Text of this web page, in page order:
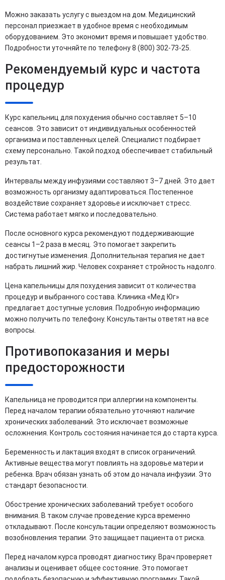
Можно заказать услугу с выездом на дом. Медицинский
персонал приезжает в удобное время с необходимым
оборудованием. Это экономит время и повышает удобство.
Подробности уточняйте по телефону 8 (800) 302-73-25.
Рекомендуемый курс и частота
процедур
Курс капельниц для похудения обычно составляет 5–10
сеансов. Это зависит от индивидуальных особенностей
организма и поставленных целей. Специалист подбирает
схему персонально. Такой подход обеспечивает стабильный
результат.
Интервалы между инфузиями составляют 3–7 дней. Это дает
возможность организму адаптироваться. Постепенное
воздействие сохраняет здоровье и исключает стресс.
Система работает мягко и последовательно.
После основного курса рекомендуют поддерживающие
сеансы 1–2 раза в месяц. Это помогает закрепить
достигнутые изменения. Дополнительная терапия не дает
набрать лишний жир. Человек сохраняет стройность надолго.
Цена капельницы для похудения зависит от количества
процедур и выбранного состава. Клиника «Мед Юг»
предлагает доступные условия. Подробную информацию
можно получить по телефону. Консультанты ответят на все
вопросы.
Противопоказания и меры
предосторожности
Капельница не проводится при аллергии на компоненты.
Перед началом терапии обязательно уточняют наличие
хронических заболеваний. Это исключает возможные
осложнения. Контроль состояния начинается до старта курса.
Беременность и лактация входят в список ограничений.
Активные вещества могут повлиять на здоровье матери и
ребенка. Врач обязан узнать об этом до начала инфузии. Это
стандарт безопасности.
Обострение хронических заболеваний требует особого
внимания. В таком случае проведение курса временно
откладывают. После консультации определяют возможность
возобновления терапии. Это защищает пациента от риска.
Перед началом курса проводят диагностику. Врач проверяет
анализы и оценивает общее состояние. Это помогает